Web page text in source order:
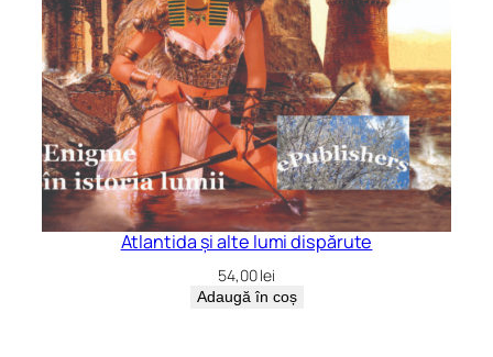
Atlantida și alte lumi dispărute
54,00lei
Adaugă în coș